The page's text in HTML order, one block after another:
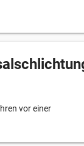
vor einer